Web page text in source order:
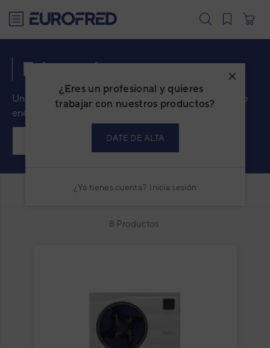
¿Eres un profesional y quieres
trabajar con nuestros productos?
DATE DE ALTA
¿Ya tienes cuenta? Inicia sesión
Frío y calor
Una solución que ofrece la máxima comodidad y ahorro
energético gracias a su eficiencia energética.
SERIES
8 Productos
FILTRAR 0 ORDENAR